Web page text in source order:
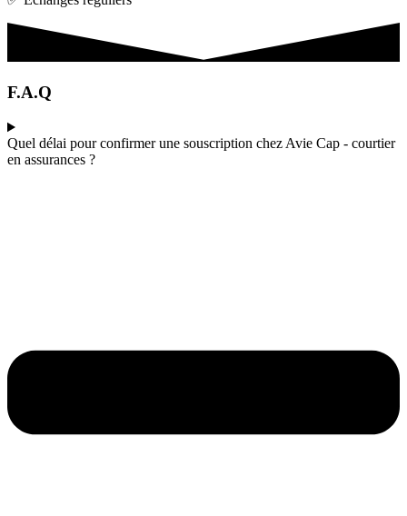
F.A.Q
Quel délai pour confirmer une souscription chez Avie Cap - courtier
en assurances ?